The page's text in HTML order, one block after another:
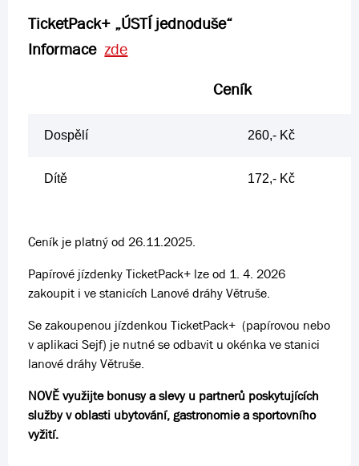
TicketPack+ „ÚSTÍ jednoduše“
Informace zde
Ceník
Dospělí 260,- Kč
Dítě 172,- Kč
Ceník je platný od 26.11.2025.
Papírové jízdenky TicketPack+ lze od 1. 4. 2026
zakoupit i ve stanicích Lanové dráhy Větruše.
Se zakoupenou jízdenkou TicketPack+ (papírovou nebo
v aplikaci Sejf) je nutné se odbavit u okénka ve stanici
lanové dráhy Větruše.
NOVĚ využijte bonusy a slevy u partnerů poskytujících
služby v oblasti ubytování, gastronomie a sportovního
vyžití.